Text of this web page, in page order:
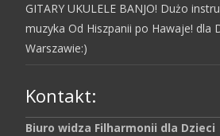
GITARY UKULELE BANJO! Dużo
muzyka Od Hiszpanii po Hawaje! dla
Warszawie:)
Kontakt:
Biuro widza Filharmonii dla Dzieci